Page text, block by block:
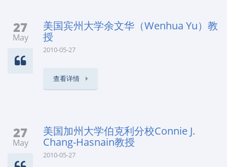
27
May
美国宾州大学余文华（Wenhua Yu）教
授
2010-05-27
查看详情
27
May
美国加州大学伯克利分校Connie J.
Chang-Hasnain教授
2010-05-27